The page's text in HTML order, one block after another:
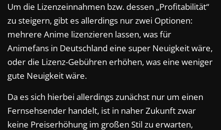
Um die Lizenzeinnahmen bzw. dessen „Profitabilität“
zu steigern, gibt es allerdings nur zwei Optionen:
mehrere Anime lizenzieren lassen, was für
Animefans in Deutschland eine super Neuigkeit wäre,
oder die Lizenz-Gebühren erhöhen, was eine weniger
gute Neuigkeit wäre.
Da es sich hierbei allerdings zunächst nur um einen
Fernsehsender handelt, ist in naher Zukunft zwar
keine Preiserhöhung im großen Stil zu erwarten,